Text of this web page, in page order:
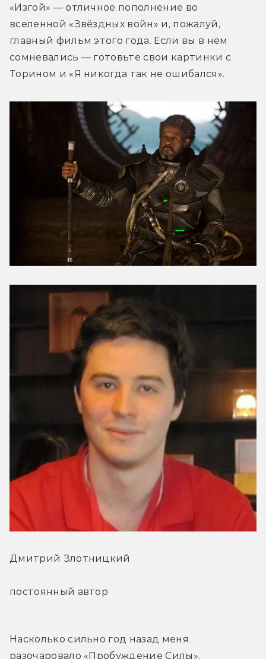
«Изгой» — отличное пополнение во
вселенной «Звёздных войн» и, пожалуй,
главный фильм этого года. Если вы в нём
сомневались — готовьте свои картинки с
Торином и «Я никогда так не ошибался».
Дмитрий Злотницкий
постоянный автор
Насколько сильно год назад меня
разочаровало «Пробуждение Силы»,